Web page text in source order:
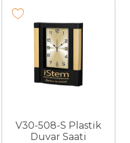
V30-508-S Plastik
Duvar Saati